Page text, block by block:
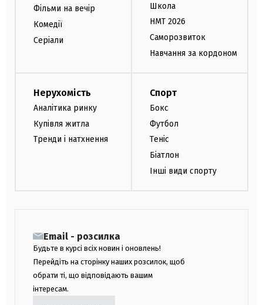
Фільми на вечір
Комедії
Серіали
Школа
НМТ 2026
Саморозвиток
Навчання за кордоном
Нерухомість
Аналітика ринку
Купівля житла
Тренди і натхнення
Спорт
Бокс
Футбол
Теніс
Біатлон
Інші види спорту
Email - розсилка
Будьте в курсі всіх новин і оновлень!
Перейдіть на сторінку наших розсилок, щоб
обрати ті, що відповідають вашим
інтересам.